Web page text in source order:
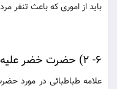
بايد از امورى كه باعث تنفر
6- 2) حضرت خضر عليه السلام
علامه طباطبائى در مورد